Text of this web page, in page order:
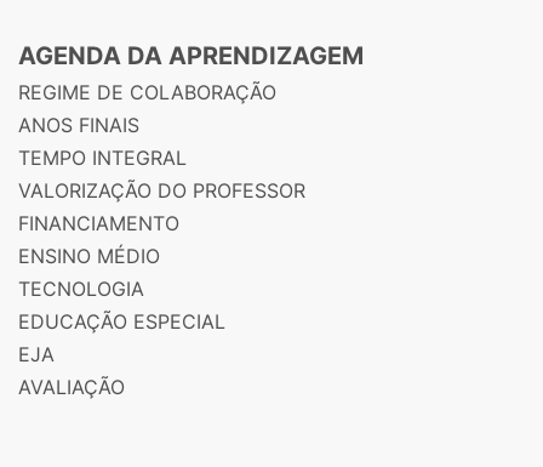
AGENDA DA APRENDIZAGEM
REGIME DE COLABORAÇÃO
ANOS FINAIS
TEMPO INTEGRAL
VALORIZAÇÃO DO PROFESSOR
FINANCIAMENTO
ENSINO MÉDIO
TECNOLOGIA
EDUCAÇÃO ESPECIAL
EJA
AVALIAÇÃO